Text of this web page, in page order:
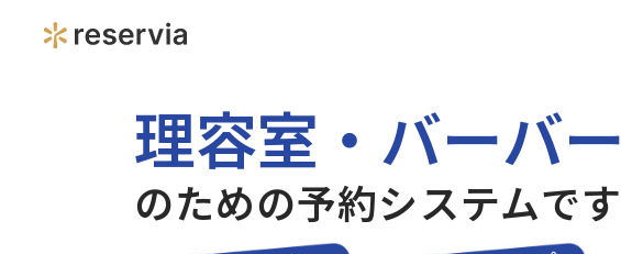
理容室・バーバー
のための予約システムです